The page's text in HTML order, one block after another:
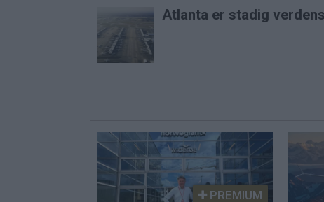
Atlanta er stadig
PREMIUM